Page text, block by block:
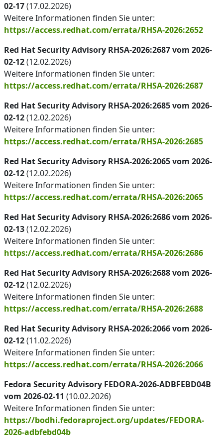
02-17(17.02.2026)
Weitere Informationen finden Sie unter:
https://access.redhat.com/errata/RHSA-2026:2652
Red Hat Security Advisory RHSA-2026:2687 vom 2026-
02-12(12.02.2026)
Weitere Informationen finden Sie unter:
https://access.redhat.com/errata/RHSA-2026:2687
Red Hat Security Advisory RHSA-2026:2685 vom 2026-
02-12(12.02.2026)
Weitere Informationen finden Sie unter:
https://access.redhat.com/errata/RHSA-2026:2685
Red Hat Security Advisory RHSA-2026:2065 vom 2026-
02-12(12.02.2026)
Weitere Informationen finden Sie unter:
https://access.redhat.com/errata/RHSA-2026:2065
Red Hat Security Advisory RHSA-2026:2686 vom 2026-
02-13(12.02.2026)
Weitere Informationen finden Sie unter:
https://access.redhat.com/errata/RHSA-2026:2686
Red Hat Security Advisory RHSA-2026:2688 vom 2026-
02-12(12.02.2026)
Weitere Informationen finden Sie unter:
https://access.redhat.com/errata/RHSA-2026:2688
Red Hat Security Advisory RHSA-2026:2066 vom 2026-
02-12(11.02.2026)
Weitere Informationen finden Sie unter:
https://access.redhat.com/errata/RHSA-2026:2066
Fedora Security Advisory FEDORA-2026-ADBFEBD04B
vom 2026-02-11 (10.02.2026)
Weitere Informationen finden Sie unter:
https://bodhi.fedoraproject.org/updates/FEDORA-
2026-adbfebd04b